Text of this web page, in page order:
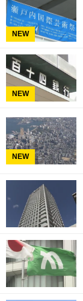
NEW
NEW
NEW